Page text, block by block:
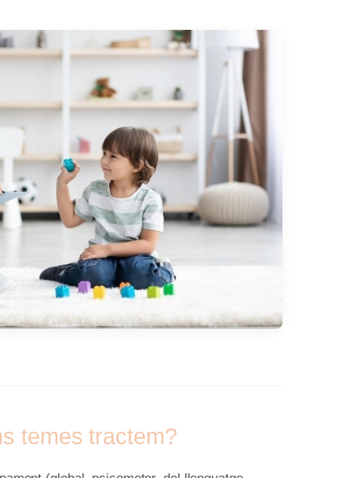
temes tractem?